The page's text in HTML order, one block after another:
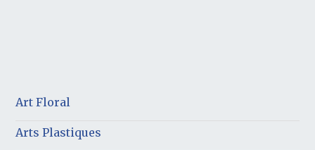
Art Floral
Arts Plastiques